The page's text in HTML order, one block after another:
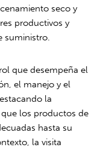
seco y
productivos y
suministro.
que desempeña el
el manejo y el
la
los productos de
hasta su
la visita